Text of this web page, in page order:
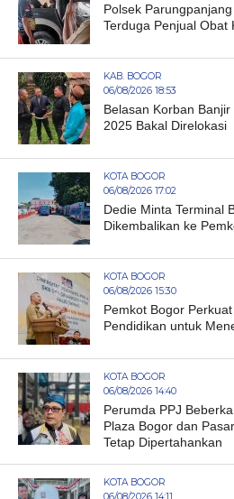
Polsek
Terduga Penjual Obat
KAB. BOGOR
06/08/2026 18:53
Belasan Korban
2025 Bakal Direlokasi
KOTA BOGOR
06/08/2026 17:02
Dedie Minta Terminal
Dikembalikan ke
KOTA BOGOR
06/08/2026 15:30
Pemkot Bogor
Pendidikan untuk
KOTA BOGOR
06/08/2026 14:40
Perumda PPJ
Plaza Bogor dan
Tetap Dipertahankan
KOTA BOGOR
06/08/2026 14:11